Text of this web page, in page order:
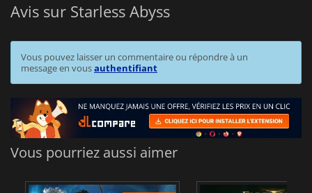
Avis sur Starless Abyss
Vous pouvez laisser un commentaire ou répondre à un
message en vousauthentifiant
Vous pourriez aussi aimer